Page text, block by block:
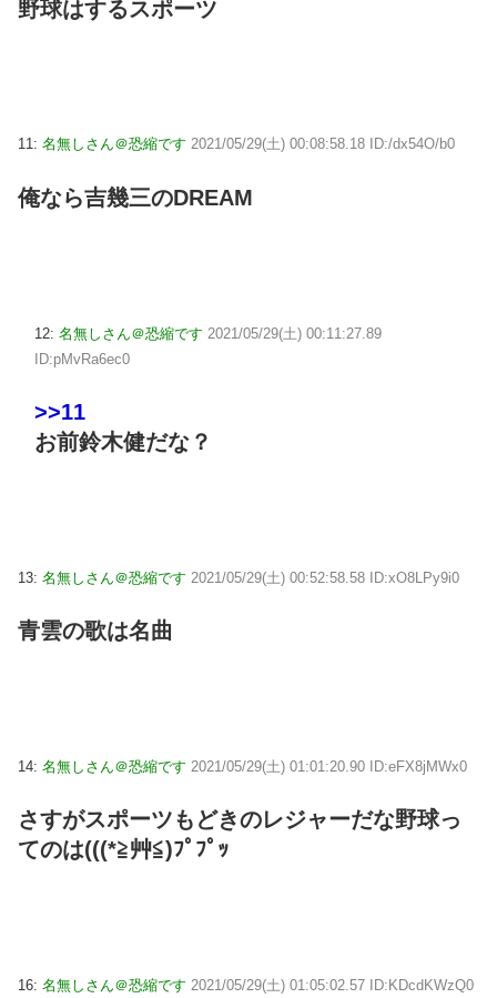
野球はするスポーツ
11: 名無しさん＠恐縮です 2021/05/29(土) 00:08:58.18 ID:/dx54O/b0
俺なら吉幾三のDREAM
12: 名無しさん＠恐縮です 2021/05/29(土) 00:11:27.89
ID:pMvRa6ec0
>>11
お前鈴木健だな？
13: 名無しさん＠恐縮です 2021/05/29(土) 00:52:58.58 ID:xO8LPy9i0
青雲の歌は名曲
14: 名無しさん＠恐縮です 2021/05/29(土) 01:01:20.90 ID:eFX8jMWx0
さすがスポーツもどきのレジャーだな野球っ
てのは(((*≧艸≦)ﾌﾟﾌﾟｯ
16: 名無しさん＠恐縮です 2021/05/29(土) 01:05:02.57 ID:KDcdKWzQ0